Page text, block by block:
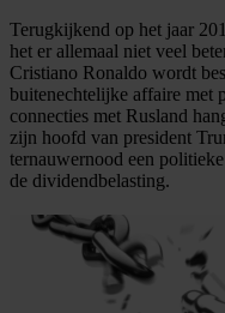
Terugkijkend op het jaar
het er allemaal niet veel
Cristiano Ronaldo wordt
buitenechtelijke affaire met
connecties met Rusland
zijn hoofd van president
ternauwernood een
de dividendbelasting.